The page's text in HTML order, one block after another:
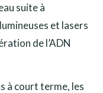
suite à
et lasers
de l’ADN
à court terme, les